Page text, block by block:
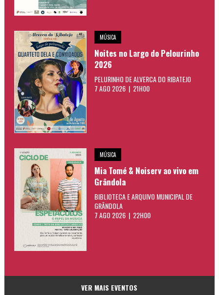
MÚSICA
Noites no Largo do Pelourinho
2026
PELURINHO DE ALVERCA DO RIBATEJO
7 AGO 2026 | 21H00
MÚSICA
Mia Tomé & Noiserv ao vivo em
Grândola
BIBLIOTECA E ARQUIVO MUNICIPAL DE
GRÂNDOLA
7 AGO 2026 | 22H00
VER MAIS EVENTOS